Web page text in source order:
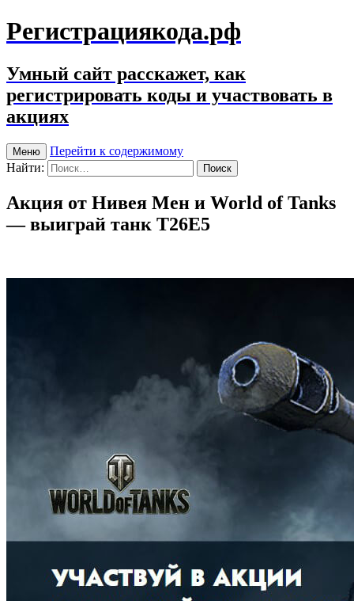
Регистрациякода.рф
Умный сайт расскажет, как
регистрировать коды и участвовать в
акциях
Меню
Перейти к содержимому
Найти:
Акция от Нивея Мен и World of Tanks
— выиграй танк T26E5